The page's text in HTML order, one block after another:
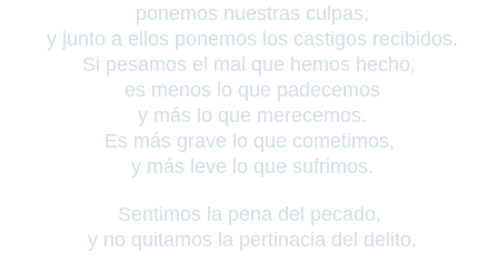
ponemos nuestras culpas,
y junto a ellos ponemos los castigos recibidos.
Si pesamos el mal que hemos hecho,
es menos lo que padecemos
y más lo que merecemos.
Es más grave lo que cometimos,
y más leve lo que sufrimos.
Sentimos la pena del pecado,
y no quitamos la pertinacia del delito.